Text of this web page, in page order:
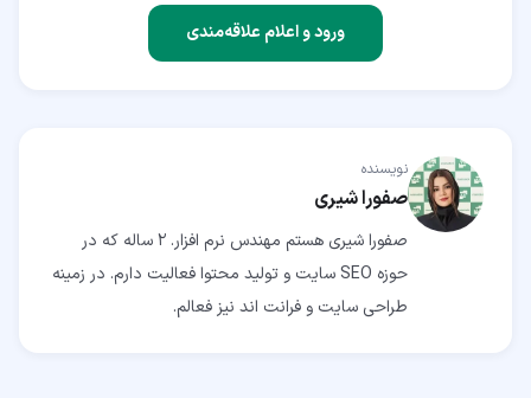
ورود و اعلام علاقه‌مندی
نویسنده
صفورا شیری
صفورا شیری هستم مهندس نرم افزار. 2 ساله که در
حوزه SEO سایت و تولید محتوا فعالیت دارم. در زمینه
طراحی سایت و فرانت اند نیز فعالم.